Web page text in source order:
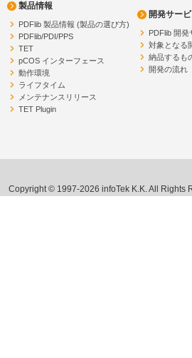
製品情報
PDFlib 製品情報 (製品の選び方)
PDFlib/PDI/PPS
TET
pCOS インターフェース
動作環境
ライフタイム
メンテナンスリリース
TET Plugin
開発サー
PDFlib 開発
対象となる
納品するも
開発の流れ
Copyright © 1997-2026 infoTek K.K. All Rights